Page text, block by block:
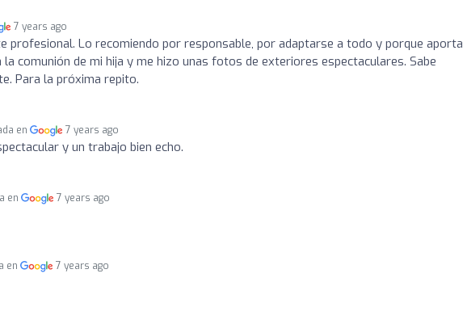
7 years ago
profesional. Lo recomiendo por responsable, por adaptarse a todo y porque aporta
comunión de mi hija y me hizo unas fotos de exteriores espectaculares. Sabe
Para la próxima repito.
en 7 years ago
y un trabajo bien echo.
en 7 years ago
en 7 years ago